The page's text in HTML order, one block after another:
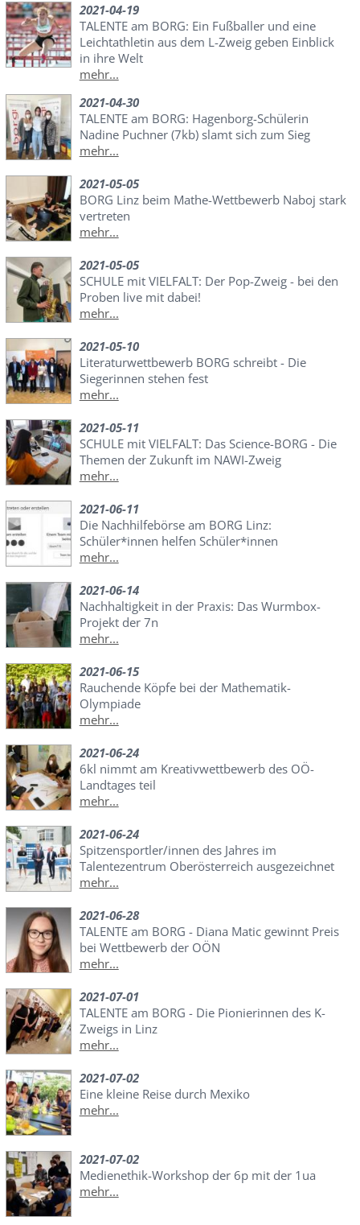
2021-04-19
TALENTE am BORG: Ein Fußballer und eine
Leichtathletin aus dem L-Zweig geben Einblick
in ihre Welt
mehr...
2021-04-30
TALENTE am BORG: Hagenborg-Schülerin
Nadine Puchner (7kb) slamt sich zum Sieg
mehr...
2021-05-05
BORG Linz beim Mathe-Wettbewerb Naboj stark
vertreten
mehr...
2021-05-05
SCHULE mit VIELFALT: Der Pop-Zweig - bei den
Proben live mit dabei!
mehr...
2021-05-10
Literaturwettbewerb BORG schreibt - Die
Siegerinnen stehen fest
mehr...
2021-05-11
SCHULE mit VIELFALT: Das Science-BORG - Die
Themen der Zukunft im NAWI-Zweig
mehr...
2021-06-11
Die Nachhilfebörse am BORG Linz:
Schüler*innen helfen Schüler*innen
mehr...
2021-06-14
Nachhaltigkeit in der Praxis: Das Wurmbox-
Projekt der 7n
mehr...
2021-06-15
Rauchende Köpfe bei der Mathematik-
Olympiade
mehr...
2021-06-24
6kl nimmt am Kreativwettbewerb des OÖ-
Landtages teil
mehr...
2021-06-24
Spitzensportler/innen des Jahres im
Talentezentrum Oberösterreich ausgezeichnet
mehr...
2021-06-28
TALENTE am BORG - Diana Matic gewinnt Preis
bei Wettbewerb der OÖN
mehr...
2021-07-01
TALENTE am BORG - Die Pionierinnen des K-
Zweigs in Linz
mehr...
2021-07-02
Eine kleine Reise durch Mexiko
mehr...
2021-07-02
Medienethik-Workshop der 6p mit der 1ua
mehr...